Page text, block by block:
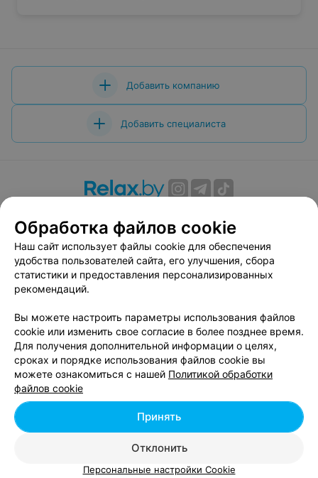
Добавить компанию
Добавить специалиста
Вакансии
Публичный договор
Способы оплаты
Публичный договор по использованию сервиса
«Афиша»
Пользовательское соглашение
Связаться по вопросам сотрудничества
Написать руководителю relax.by
Персональные настройки cookie
Обработка персональных данных
| 220012, Республика Беларусь, г. Минск,
улица Толбухина, 2, пом. 16 | info@relax.by
Обработка файлов cookie
Наш сайт использует файлы cookie для обеспечения
удобства пользователей сайта, его улучшения, сбора
статистики и предоставления персонализированных
рекомендаций.
Вы можете настроить параметры использования файлов
cookie или изменить свое согласие в более позднее время.
Для получения дополнительной информации о целях,
сроках и порядке использования файлов cookie вы
можете ознакомиться с нашей Политикой обработки
файлов cookie
Отклонить
Принять
Персональные настройки Cookie